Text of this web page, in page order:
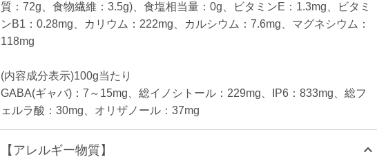
質：72g、食物繊維：3.5g)、食塩相当量：0g、ビタミンE：1.3mg、ビタミ
ンB1：0.28mg、カリウム：222mg、カルシウム：7.6mg、マグネシウム：
118mg
(内容成分表示)100g当たり
GABA(ギャバ)：7～15mg、総イノシトール：229mg、IP6：833mg、総フ
ェルラ酸：30mg、オリザノール：37mg
【アレルギー物質】 keyboard_arrow_up